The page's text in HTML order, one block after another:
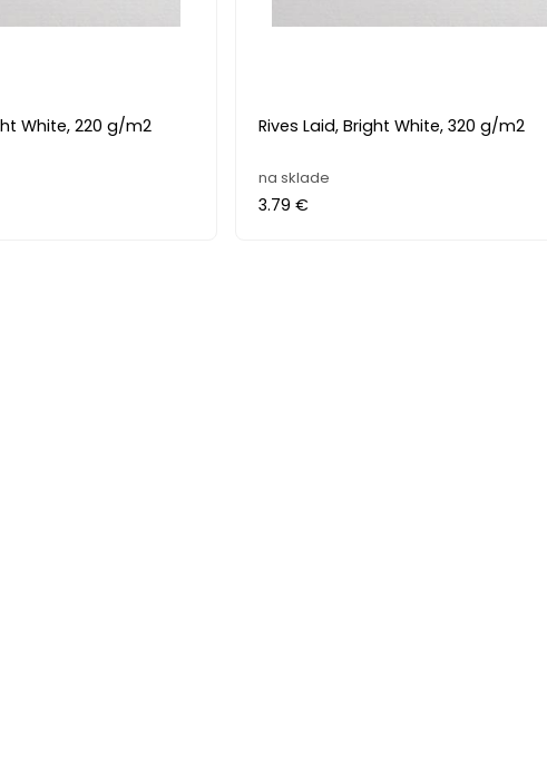
White, 220 g/m2 Rives Laid, Bright White, 320 g/m2
na sklade
3.79 €